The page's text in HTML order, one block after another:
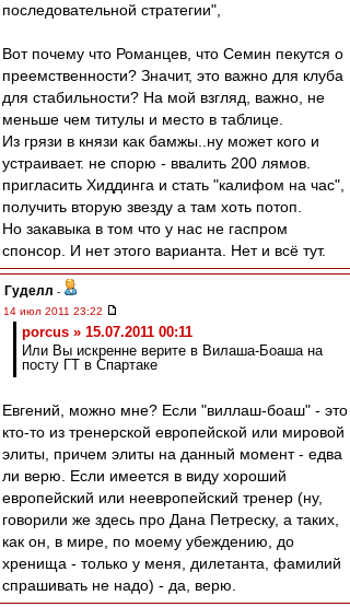
последовательной стратегии",
Вот почему что Романцев, что Семин пекутся о
преемственности? Значит, это важно для клуба
для стабильности? На мой взгляд, важно, не
меньше чем титулы и место в таблице.
Из грязи в князи как бамжы..ну может кого и
устраивает. не спорю - ввалить 200 лямов.
пригласить Хиддинга и стать "калифом на час",
получить вторую звезду а там хоть потоп.
Но закавыка в том что у нас не гаспром
спонсор. И нет этого варианта. Нет и всё тут.
Гуделл -
14 июл 2011 23:22
porcus » 15.07.2011 00:11
Или Вы искренне верите в Вилаша-Боаша на
посту ГТ в Спартаке
Евгений, можно мне? Если "виллаш-боаш" - это
кто-то из тренерской европейской или мировой
элиты, причем элиты на данный момент - едва
ли верю. Если имеется в виду хороший
европейский или неевропейский тренер (ну,
говорили же здесь про Дана Петреску, а таких,
как он, в мире, по моему убеждению, до
хренища - только у меня, дилетанта, фамилий
спрашивать не надо) - да, верю.